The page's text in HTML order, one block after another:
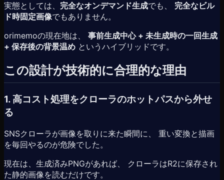
実態としては、 完全なオンデマンド生成でも、 完全なビル
ド時固定画像でもありません。
orimemoの現在地は、 事前生成中心 + 未生成時の一回生成
+ 保存後の背景温め というハイブリッドです。
この設計が技術的に合理的な理由
1. 高コスト処理をクローラのホットパスから外せ
る
SNSクローラが画像を取りに来た瞬間に、 重い変換と描画
を毎回やるのが危険でした。
現在は、生成済みPNGがあれば、 クローラはR2に保存され
た静的画像を読むだけです。